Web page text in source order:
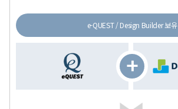
e-QUEST / Design Builder 보유